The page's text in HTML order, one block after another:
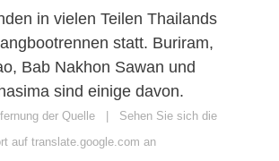
in vielen Teilen Thailands
statt. Buriram,
Bab Nakhon Sawan und
sind einige davon.
der Quelle | Sehen Sie sich die
auf translate.google.com an